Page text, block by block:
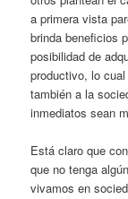
a primera vista
brinda beneficios
posibilidad de
productivo, lo
también a la
inmediatos sean
Está claro que
que no tenga
vivamos en